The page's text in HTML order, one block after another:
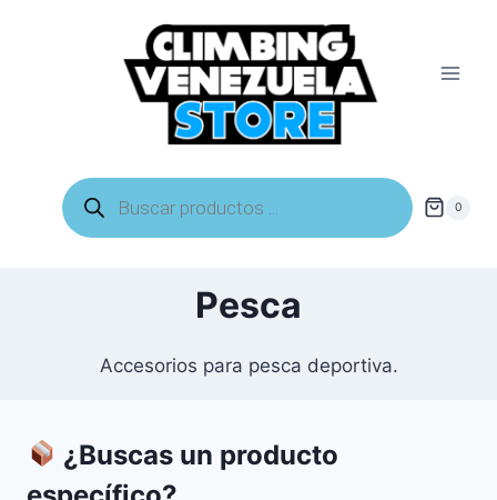
Búsqueda
de
productos
0
Pesca
Accesorios para pesca deportiva.
¿Buscas un producto